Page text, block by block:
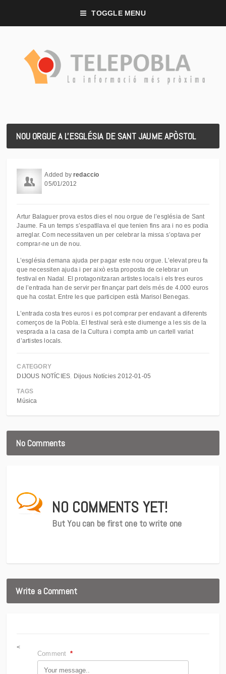
TOGGLE MENU
NOU ORGUE A L'ESGLÉSIA DE SANT JAUME APÒSTOL
Added byredaccio
05/01/2012
Artur Balaguer prova estos dies el nou orgue de l’església de Sant
Jaume. Fa un temps s’espatllava el que tenien fins ara i no es podia
arreglar. Com necessitaven un per celebrar la missa s’optava per
comprar-ne un de nou.
L’església demana ajuda per pagar este nou orgue. L’elevat preu fa
que necessiten ajuda i per això esta proposta de celebrar un
festival en Nadal. El protagonitzaran artistes locals i els tres euros
de l’entrada han de servir per finançar part dels més de 4.000 euros
que ha costat. Entre les que participen està Marisol Benegas.
L’entrada costa tres euros i es pot comprar per endavant a diferents
comerços de la Pobla. El festival serà este diumenge a les sis de la
vesprada a la casa de la Cultura i compta amb un cartell variat
d’artistes locals.
CATEGORY
DIJOUS NOTÍCIES
Dijous Notícies 2012-01-05
TAGS
Música
No Comments
NO COMMENTS YET!
But You can be first one to write one
Write a Comment
<
Comment *